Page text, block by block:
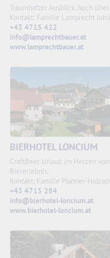
Traumhafter Ausblick, hoch
Kontakt: Familie Lamprecht
+43 4715 422
info@lamprechtbauer.at
www.lamprechtbauer.at
BIERHOTEL LONCIUM
CraftBeer Urlaub im Herzen
Biererlebnis.
Kontakt: Familie Planner-
+43 4715 284
info@bierhotel-loncium.at
www.bierhotel-loncium.at